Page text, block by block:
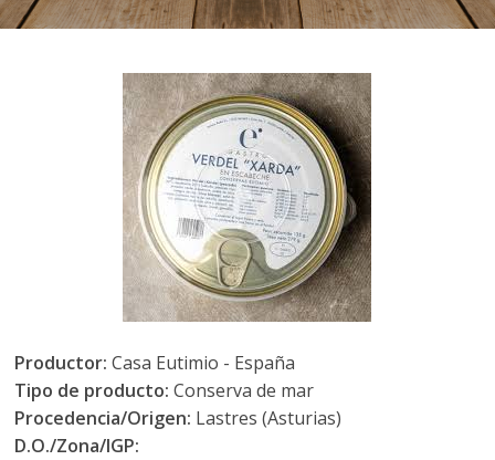
Productor: Casa Eutimio - España
Tipo de producto:Conserva de mar
Procedencia/Origen: Lastres (Asturias)
D.O./Zona/IGP: